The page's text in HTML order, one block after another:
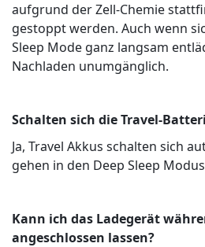
aufgrund der Zell-Chemie
gestoppt werden. Auch wenn
Sleep Mode ganz langsam
Nachladen unumgänglich.
Schalten sich die Travel-
Ja, Travel Akkus schalten sich
gehen in den Deep Sleep
Kann ich das Ladegerät
angeschlossen lassen?